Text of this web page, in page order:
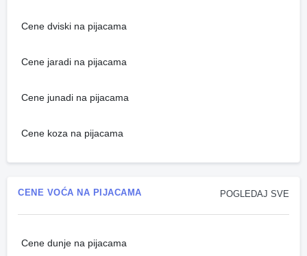
Cene dviski na pijacama
Cene jaradi na pijacama
Cene junadi na pijacama
Cene koza na pijacama
POGLEDAJ SVE
CENE VOĆA NA PIJACAMA
Cene dunje na pijacama